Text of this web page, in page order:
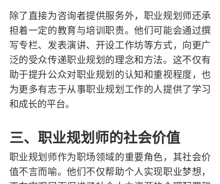
除了直接为咨询者提供服务外，职业规划师还承
担着一定的教育与培训职责。他们可能会通过撰
写专栏、发表演讲、开设工作坊等方式，向更广
泛的受众传递职业规划的理念和方法。这不仅有
助于提升公众对职业规划的认知和重视程度，也
为更多有志于从事职业规划工作的人提供了学习
和成长的平台。
三、职业规划师的社会价值
职业规划师作为职场领域的重要角色，其社会价
值不言而喻。他们不仅帮助个人实现职业梦想，